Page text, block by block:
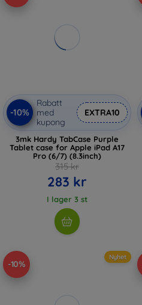
-10%
Rabatt
med
kupong
EXTRA10
3mk Hardy TabCase Purple
Tablet case for Apple iPad A17
Pro (6/7) (8.3inch)
315 kr
283 kr
I lager 3 st
-10%
Nyhet